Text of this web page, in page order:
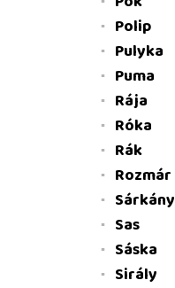
Polip
Pulyka
Puma
Rája
Róka
Rák
Rozmár
Sárkány
Sas
Sáska
Sirály